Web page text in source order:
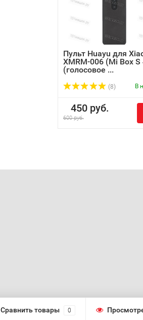
Пульт Huayu для
XMRM-006 (Mi Box S
(голосовое ...
(8) В
450 руб.
600 руб.
Сравнить товары 0